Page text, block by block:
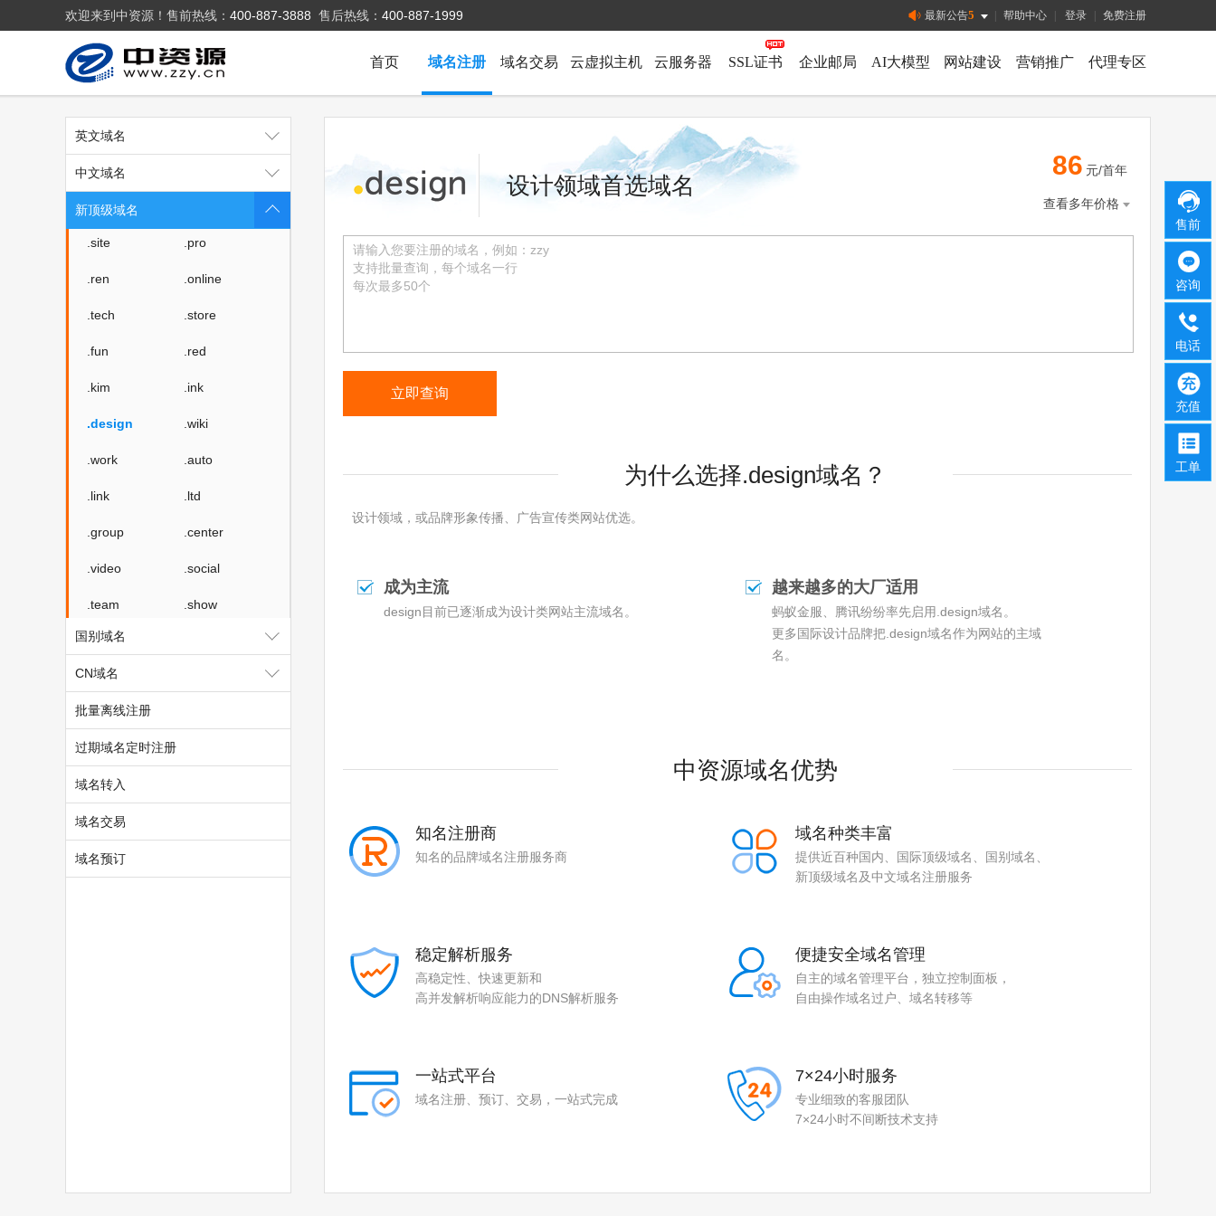
售前
咨询
电话
充值
工单
欢迎来到中资源！售前热线： 400-887-3888 售后热线： 400-887-1999 登录 免费注册
最新公告5 帮助中心
代理专区
营销推广
网站建设
AI大模型
企业邮局
SSL证书
云服务器
云虚拟主机
域名交易
域名注册
首页
英文域名
中文域名
新顶级域名
.top
.club
.vip
.site .pro
.ren .online
.tech .store
.fun .red
.kim .ink
.design .wiki
.work .auto
.link .ltd
.group .center
.video .social
.team .show
.cool
.world
.city
.company
.fund
.plus
.run
国别域名
CN域名
批量离线注册
过期域名定时注册
域名转入
域名交易
域名预订
86 元/首年
查看多年价格
设计领域首选域名
为什么选择.design域名？
设计领域，或品牌形象传播、广告宣传类网站优选。
成为主流
design目前已逐渐成为设计类网站主流域名。
越来越多的大厂适用
蚂蚁金服、腾讯纷纷率先启用.design域名。
更多国际设计品牌把.design域名作为网站的主域
名。
中资源域名优势
知名注册商
知名的品牌域名注册服务商
域名种类丰富
提供近百种国内、国际顶级域名、国别域名、
新顶级域名及中文域名注册服务
稳定解析服务
高稳定性、快速更新和
高并发解析响应能力的DNS解析服务
便捷安全域名管理
自主的域名管理平台，独立控制面板，
自由操作域名过户、域名转移等
一站式平台
域名注册、预订、交易，一站式完成
7×24小时服务
专业细致的客服团队
7×24小时不间断技术支持